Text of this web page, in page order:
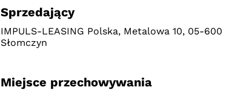
Sprzedający
IMPULS-LEASING Polska, Metalowa 10, 05-600
Słomczyn
Miejsce przechowywania